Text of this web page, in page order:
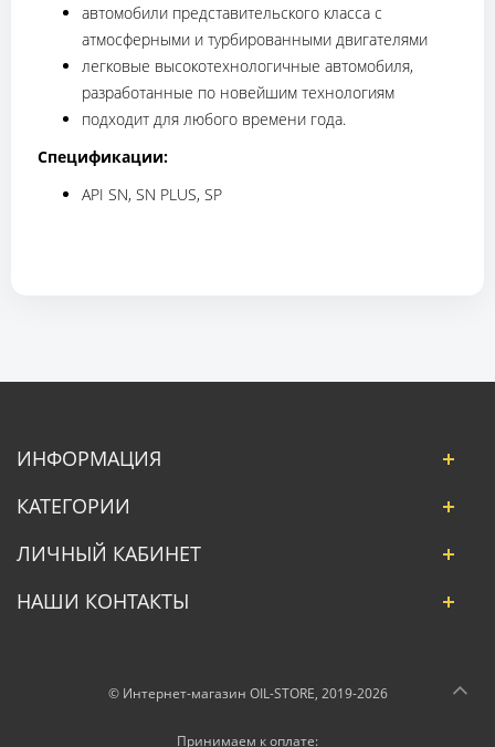
автомобили представительского класса с
атмосферными и турбированными двигателями
легковые высокотехнологичные автомобиля,
разработанные по новейшим технологиям
подходит для любого времени года.
Спецификации:
API SN, SN PLUS, SP
ИНФОРМАЦИЯ
КАТЕГОРИИ
ЛИЧНЫЙ КАБИНЕТ
НАШИ КОНТАКТЫ
© Интернет-магазин OIL-STORE, 2019-2026
Принимаем к оплате: